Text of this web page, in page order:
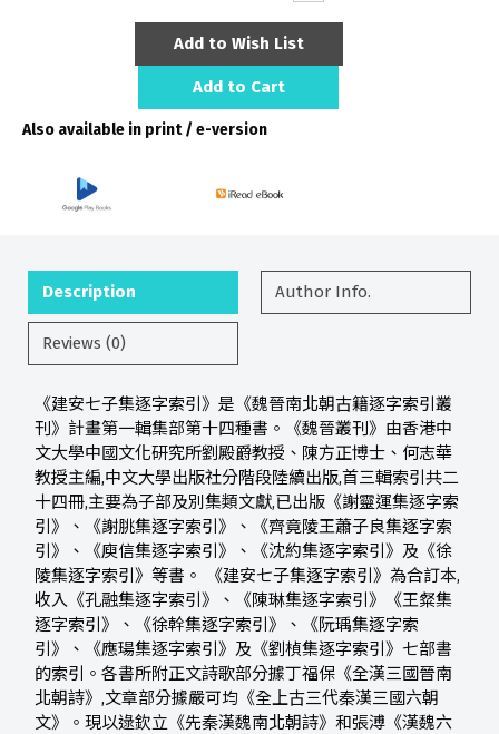
Add to Wish List
Add to Cart
Also available in print / e-version
Description Author Info.
Reviews (0)
《建安七子集逐字索引》是《魏晉南北朝古籍逐字索引叢
刊》計畫第一輯集部第十四種書。《魏晉叢刊》由香港中
文大學中國文化研究所劉殿爵教授、陳方正博士、何志華
教授主編,中文大學出版社分階段陸續出版,首三輯索引共二
十四冊,主要為子部及別集類文獻,已出版《謝靈運集逐字索
引》、《謝朓集逐字索引》、《齊竟陵王蕭子良集逐字索
引》、《庾信集逐字索引》、《沈約集逐字索引》及《徐
陵集逐字索引》等書。 《建安七子集逐字索引》為合訂本,
收入《孔融集逐字索引》、《陳琳集逐字索引》《王粲集
逐字索引》、《徐幹集逐字索引》、《阮瑀集逐字索
引》、《應瑒集逐字索引》及《劉楨集逐字索引》七部書
的索引。各書所附正文詩歌部分據丁福保《全漢三國晉南
北朝詩》,文章部分據嚴可均《全上古三代秦漢三國六朝
文》。現以逯欽立《先秦漢魏南北朝詩》和張溥《漢魏六